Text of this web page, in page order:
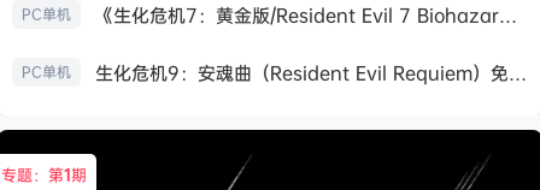
PC单机 《生化危机7：黄金版/Resident Evil 7 Biohazard》免安装中文版
PC单机 生化危机9：安魂曲（Resident Evil Requiem）免安装中文版
专题：第1期